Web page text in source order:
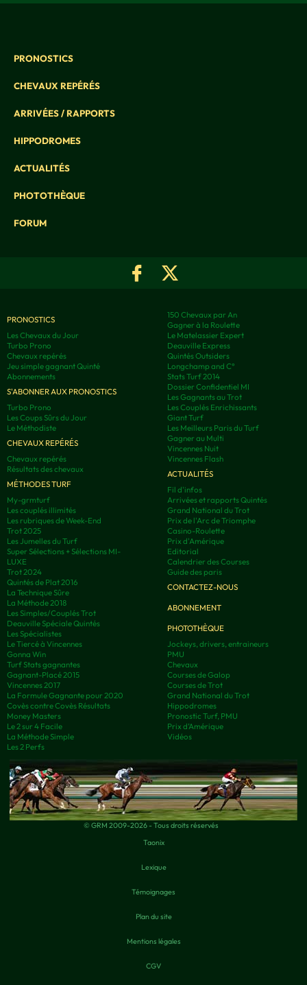
PRONOSTICS
CHEVAUX REPÉRÉS
ARRIVÉES / RAPPORTS
HIPPODROMES
ACTUALITÉS
PHOTOTHÈQUE
FORUM
PRONOSTICS
Les Chevaux du Jour
Turbo Prono
Chevaux repérés
Jeu simple gagnant Quinté
Abonnements
S'ABONNER AUX PRONOSTICS
Turbo Prono
Les Coups Sûrs du Jour
Le Méthodiste
CHEVAUX REPÉRÉS
Chevaux repérés
Résultats des chevaux
MÉTHODES TURF
My-grmturf
Les couplés illimités
Les rubriques de Week-End
Trot 2025
Les Jumelles du Turf
Super Sélections + Sélections MI-
LUXE
Trot 2024
Quintés de Plat 2016
La Technique Sûre
La Méthode 2018
Les Simples/Couplés Trot
Deauville Spéciale Quintés
Les Spécialistes
Le Tiercé à Vincennes
Gonna Win
Turf Stats gagnantes
Gagnant-Placé 2015
Vincennes 2017
La Formule Gagnante pour 2020
Covès contre Covès Résultats
Money Masters
Le 2 sur 4 Facile
La Méthode Simple
Les 2 Perfs
150 Chevaux par An
Gagner à la Roulette
Le Matelassier Expert
Deauville Express
Quintés Outsiders
Longchamp and C°
Stats Turf 2014
Dossier Confidentiel MI
Les Gagnants au Trot
Les Couplés Enrichissants
Giant Turf
Les Meilleurs Paris du Turf
Gagner au Multi
Vincennes Nuit
Vincennes Flash
ACTUALITÉS
Fil d'infos
Arrivées et rapports Quintés
Grand National du Trot
Prix de l'Arc de Triomphe
Casino-Roulette
Prix d'Amérique
Editorial
Calendrier des Courses
Guide des paris
CONTACTEZ-NOUS
ABONNEMENT
PHOTOTHÈQUE
Jockeys, drivers, entraineurs
PMU
Chevaux
Courses de Galop
Courses de Trot
Grand National du Trot
Hippodromes
Pronostic Turf, PMU
Prix d’Amérique
Vidéos
© GRM 2009-2026 - Tous droits réservés
Taonix
Lexique
Témoignages
Plan du site
Mentions légales
CGV